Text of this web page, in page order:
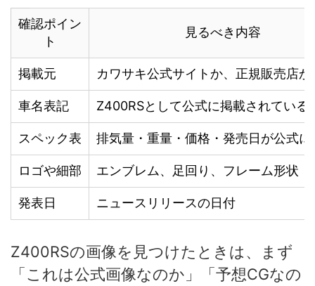
確認ポイン
ト
見るべき内容
掲載元 カワサキ公式サイトか、正規販売店か
車名表記 Z400RSとして公式に掲載されている
スペック表 排気量・重量・価格・発売日が公式に
ロゴや細部 エンブレム、足回り、フレーム形状
発表日 ニュースリリースの日付
Z400RSの画像を見つけたときは、まず
「これは公式画像なのか」「予想CGなの